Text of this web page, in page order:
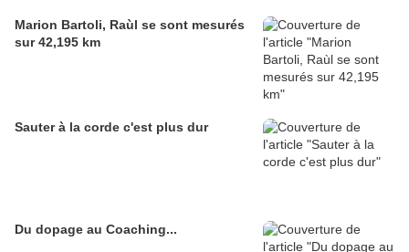
Marion Bartoli, Raùl se sont mesurés
sur 42,195 km
Sauter à la corde c'est plus dur
Du dopage au Coaching...